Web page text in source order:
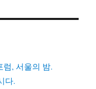
럼, 서울의 밤.
다.